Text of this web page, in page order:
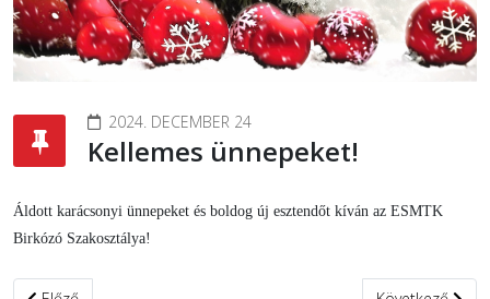
2024. DECEMBER 24
Kellemes ünnepeket!
Áldott karácsonyi ünnepeket és boldog új esztendőt kíván az ESMTK
Birkózó Szakosztálya!